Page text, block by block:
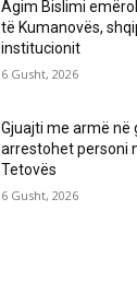
Agim Bislimi
të Kumanovës,
institucionit
6 Gusht, 2026
Gjuajti me armë
arrestohet personi
Tetovës
6 Gusht, 2026